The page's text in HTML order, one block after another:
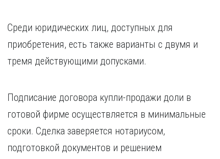
Нижний Тагил
Новокузнецк
Новосибирск
Среди юридических лиц, доступных для
приобретения, есть также варианты с двумя и
тремя действующими допусками.
Подписание договора купли-продажи доли в
готовой фирме осуществляется в минимальные
сроки. Сделка заверяется нотариусом,
подготовкой документов и решением